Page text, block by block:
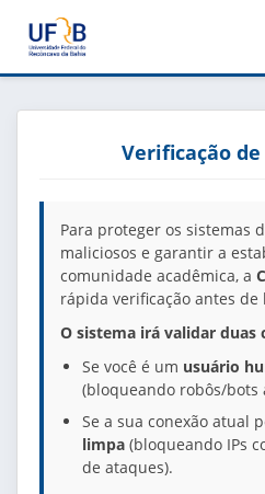
Verificação de
Para proteger os sistemas
maliciosos e garantir a
comunidade acadêmica, a
rápida verificação antes de
O sistema irá validar duas
Se você é um usuário
(bloqueando robôs/bots
Se a sua conexão atual
limpa (bloqueando IPs
de ataques).